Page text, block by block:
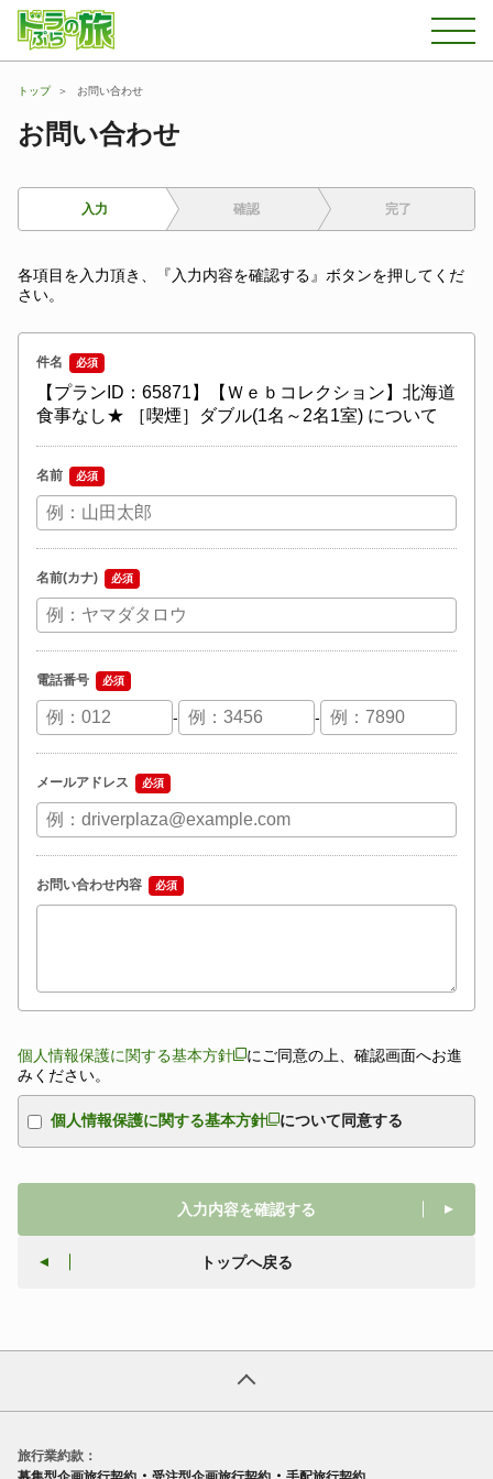
トップ お問い合わせ
お問い合わせ
入力 確認 完了
各項目を入力頂き、『入力内容を確認する』ボタンを押してくだ
さい。
件名 必須
【プランID：65871】【Ｗｅｂコレクション】北海道
食事なし★ ［喫煙］ダブル(1名～2名1室) について
名前 必須
名前(カナ) 必須
電話番号 必須
- -
メールアドレス 必須
お問い合わせ内容 必須
個人情報保護に関する基本方針
にご同意の上、確認画面へお進
みください。
個人情報保護に関する基本方針 について同意する
入力内容を確認する
トップへ戻る
旅行業約款：